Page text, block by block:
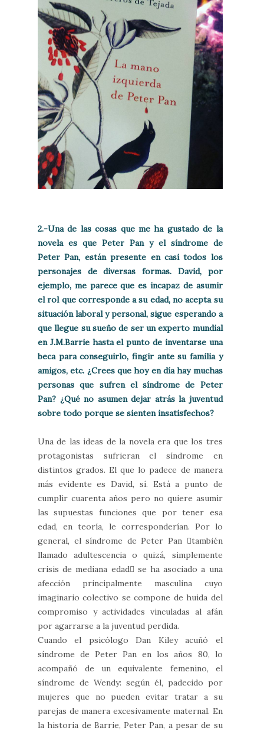
2.-Una de las cosas que me ha gustado de la
novela es que Peter Pan y el síndrome de
Peter Pan, están presente en casi todos los
personajes de diversas formas. David, por
ejemplo, me parece que es incapaz de asumir
el rol que corresponde a su edad, no acepta su
situación laboral y personal, sigue esperando a
que llegue su sueño de ser un experto mundial
en J.M.Barrie hasta el punto de inventarse una
beca para conseguirlo, fingir ante su familia y
amigos, etc. ¿Crees que hoy en día hay muchas
personas que sufren el síndrome de Peter
Pan? ¿Qué no asumen dejar atrás la juventud
sobre todo porque se sienten insatisfechos?
Una de las ideas de la novela era que los tres
protagonistas sufrieran el síndrome en
distintos grados. El que lo padece de manera
más evidente es David, sí. Está a punto de
cumplir cuarenta años pero no quiere asumir
las supuestas funciones que por tener esa
edad, en teoría, le corresponderían. Por lo
general, el síndrome de Peter Pan también
llamado adultescencia o quizá, simplemente
crisis de mediana edad se ha asociado a una
afección principalmente masculina cuyo
imaginario colectivo se compone de huida del
compromiso y actividades vinculadas al afán
por agarrarse a la juventud perdida.
Cuando el psicólogo Dan Kiley acuñó el
síndrome de Peter Pan en los años 80, lo
acompañó de un equivalente femenino, el
síndrome de Wendy: según él, padecido por
mujeres que no pueden evitar tratar a su
parejas de manera excesivamente maternal. En
la historia de Barrie, Peter Pan, a pesar de su